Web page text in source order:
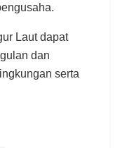
Laut dapat
dan
serta